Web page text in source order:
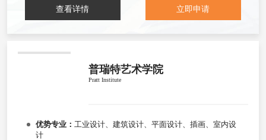
查看详情 立即申请
普瑞特艺术学院
Pratt Institute
优势专业： 工业设计、建筑设计、平面设计、插画、室内设
计